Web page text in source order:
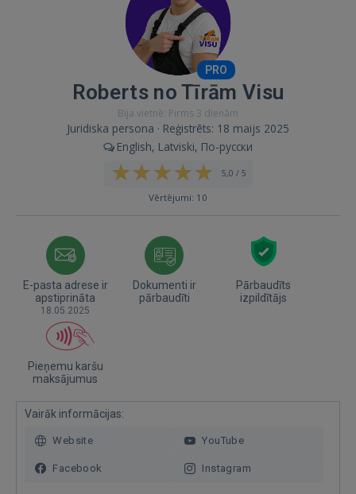
PRO
Roberts no Tīrām Visu
Bija vietnē: Pirms 3 dienām
Juridiska persona · Reģistrēts: 18 maijs 2025
English, Latviski, По-русски
5,0 / 5
Vērtējumi: 10
E-pasta adrese ir
apstiprināta
18.05.2025
Dokumenti ir
pārbaudīti
Pārbaudīts
izpildītājs
Pieņemu karšu
maksājumus
Vairāk informācijas:
Website YouTube
Facebook Instagram